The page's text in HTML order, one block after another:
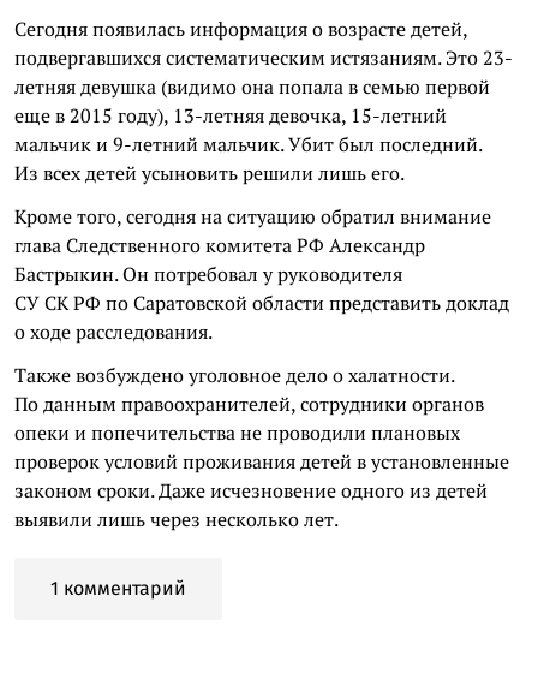
Сегодня появилась информация о возрасте детей,
подвергавшихся систематическим истязаниям. Это 23-
летняя девушка (видимо она попала в семью первой
еще в 2015 году), 13-летняя девочка, 15-летний
мальчик и 9-летний мальчик. Убит был последний.
Из всех детей усыновить решили лишь его.
Кроме того, сегодня на ситуацию обратил внимание
глава Следственного комитета РФ Александр
Бастрыкин. Он потребовал у руководителя
СУ СК РФ по Саратовской области представить доклад
о ходе расследования.
Также возбуждено уголовное дело о халатности.
По данным правоохранителей, сотрудники органов
опеки и попечительства не проводили плановых
проверок условий проживания детей в установленные
законом сроки. Даже исчезновение одного из детей
выявили лишь через несколько лет.
1 комментарий